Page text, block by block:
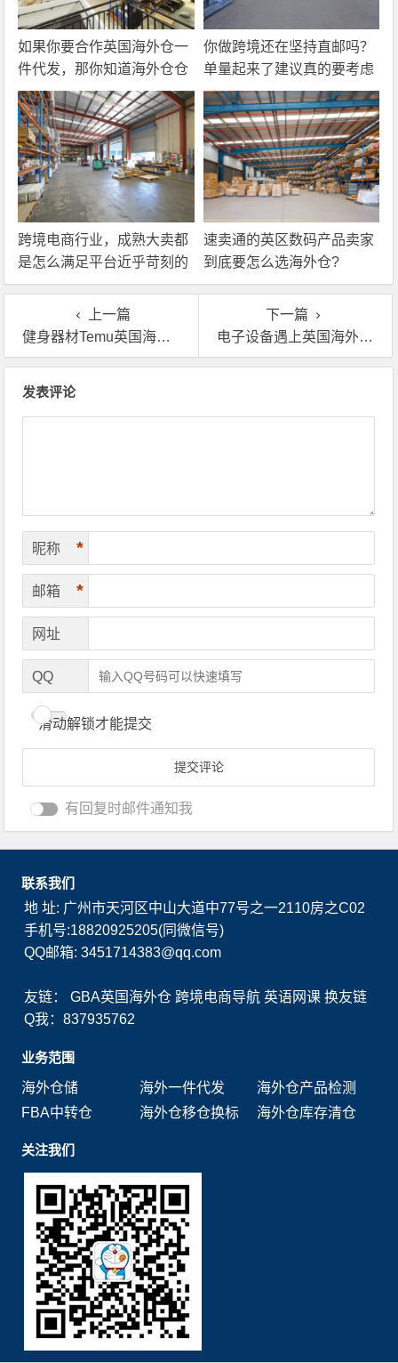
如果你要合作英国海外仓一
件代发，那你知道海外仓仓
储费应该怎么算吗？
你做跨境还在坚持直邮吗？
单量起来了建议真的要考虑
一下海外仓一件代发
跨境电商行业，成熟大卖都
是怎么满足平台近乎苛刻的
物流时效要求的？
速卖通的英区数码产品卖家
到底要怎么选海外仓?
上一篇
健身器材Temu英国海外仓一件代发，别再让你的大件货拖后腿
下一篇
电子设备遇上英国海外仓退货换标，操作没你想的那么复杂
发表评论
昵称 *
邮箱 *
网址
QQ
滑动解锁才能提交
有回复时邮件通知我
联系我们
地 址: 广州市天河区中山大道中77号之一2110房之C02
手机号:18820925205(同微信号)
QQ邮箱: 3451714383@qq.com
友链：GBA英国海外仓 跨境电商导航 英语网课 换友链
Q我：837935762
业务范围
海外仓储
海外一件代发
海外仓产品检测
FBA中转仓
海外仓移仓换标 海外仓库存清仓
关注我们